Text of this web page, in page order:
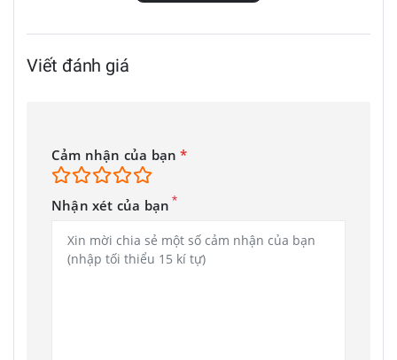
Viết đánh giá
Cảm nhận của bạn*
Nhận xét của bạn *